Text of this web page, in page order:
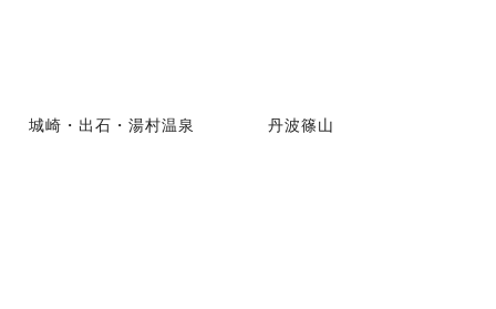
城崎・出石・湯村温泉 丹波篠山